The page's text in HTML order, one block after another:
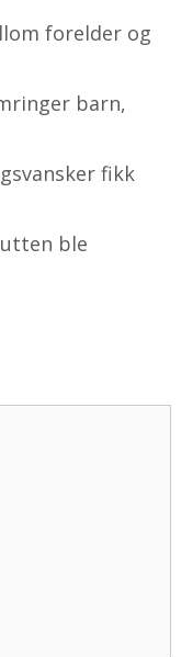
forelder og
barn,
fikk
ble